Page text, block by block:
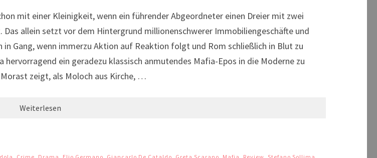
mit einer Kleinigkeit, wenn ein führender Abgeordneter einen Dreier mit zwei
allein setzt vor dem Hintergrund millionenschwerer Immobiliengeschäfte und
Gang, wenn immerzu Aktion auf Reaktion folgt und Rom schließlich in Blut zu
ein geradezu klassisch anmutendes Mafia-Epos in die Moderne zu
zeigt, als Moloch aus Kirche, …
Weiterlesen